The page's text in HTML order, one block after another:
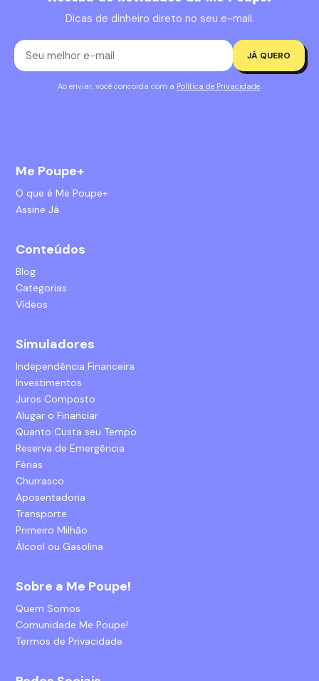
Dicas de dinheiro direto no seu e-mail.
JÁ QUERO
Ao enviar, você concorda com a Política de Privacidade
Me Poupe+
O que é Me Poupe+
Assine Já
Conteúdos
Blog
Categorias
Vídeos
Simuladores
Independência Financeira
Investimentos
Juros Composto
Alugar o Financiar
Quanto Custa seu Tempo
Reserva de Emergência
Férias
Churrasco
Aposentadoria
Transporte
Primeiro Milhão
Álcool ou Gasolina
Sobre a Me Poupe!
Quem Somos
Comunidade Me Poupe!
Termos de Privacidade